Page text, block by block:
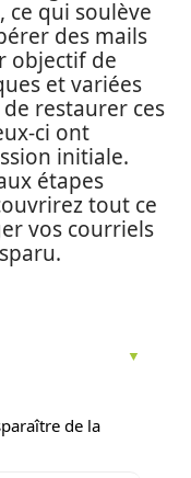
ce qui soulève
des mails
objectif de
et variées
restaurer ces
ci ont
initiale.
étapes
tout ce
vos courriels
de la